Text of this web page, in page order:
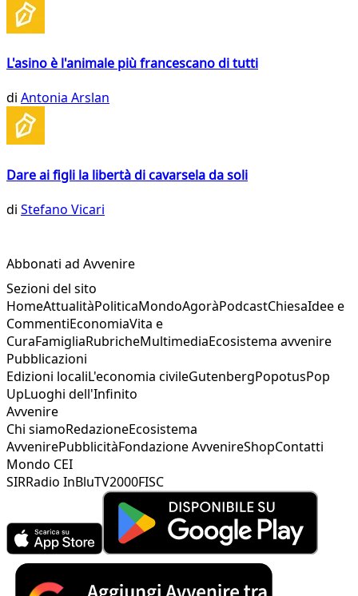
L'asino è l'animale più francescano di tutti
di Antonia Arslan
Dare ai figli la libertà di cavarsela da soli
di Stefano Vicari
Abbonati ad Avvenire
Sezioni del sito
HomeAttualitàPoliticaMondoAgoràPodcastChiesaIdee e
CommentiEconomiaVita e
CuraFamigliaRubricheMultimediaEcosistema avvenire
Pubblicazioni
Edizioni localiL'economia civileGutenbergPopotusPop
UpLuoghi dell'Infinito
Avvenire
Chi siamoRedazioneEcosistema
AvvenirePubblicitàFondazione AvvenireShopContatti
Mondo CEI
SIRRadio InBluTV2000FISC